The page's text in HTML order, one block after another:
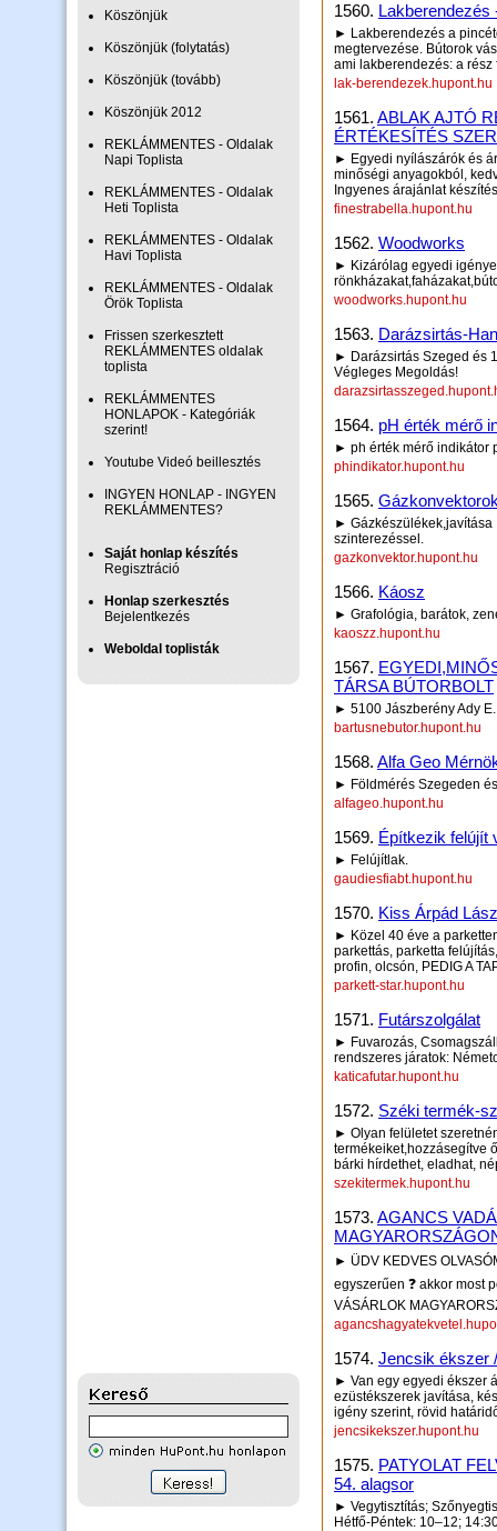
Köszönjük
Köszönjük (folytatás)
Köszönjük (tovább)
Köszönjük 2012
REKLÁMMENTES - Oldalak
Napi Toplista
REKLÁMMENTES - Oldalak
Heti Toplista
REKLÁMMENTES - Oldalak
Havi Toplista
REKLÁMMENTES - Oldalak
Örök Toplista
Frissen szerkesztett
REKLÁMMENTES oldalak
toplista
REKLÁMMENTES
HONLAPOK - Kategóriák
szerint!
Youtube Videó beillesztés
INGYEN HONLAP - INGYEN
REKLÁMMENTES?
Saját honlap készítés
Regisztráció
Honlap szerkesztés
Bejelentkezés
Weboldal toplisták
1560. Lakberendezés
► Lakberendezés a
megtervezése. Bútorok
ami lakberendezés: a
lak-berendezek.hupont.hu
1561. ABLAK AJTÓ
ÉRTÉKESÍTÉS
► Egyedi nyílászárók és
minőségi anyagokból,
Ingyenes árajánlat
finestrabella.hupont.hu
1562. Woodworks
► Kizárólag egyedi
woodworks.hupont.hu
1563. Darázsirtás-
► Darázsirtás Szeged és
Végleges Megoldás!
1564. pH érték mérő
► ph érték mérő indikátor
phindikator.hupont.hu
1565.
► Gázkészülékek,javítása
szinterezéssel.
gazkonvektor.hupont.hu
1566. Káosz
► Grafológia, barátok,
kaoszz.hupont.hu
1567.
TÁRSA BÚTORBOLT
► 5100 Jászberény Ady
bartusnebutor.hupont.hu
1568. Alfa Geo
► Földmérés Szegeden
alfageo.hupont.hu
1569. Építkezik felújít
► Felújítlak.
gaudiesfiabt.hupont.hu
1570. Kiss Árpád
► Közel 40 éve a
parkettás, parketta
profin, olcsón, PEDIG A
parkett-star.hupont.hu
1571. Futárszolgálat
► Fuvarozás,
rendszeres járatok:
katicafutar.hupont.hu
1572. Széki termék-
► Olyan felületet
termékeiket,hozzásegítve
bárki hírdethet, eladhat,
szekitermek.hupont.hu
1573. AGANCS
► ÜDV KEDVES
egyszerűen ❓ akkor most
VÁSÁRLOK
1574. Jencsik ékszer
► Van egy egyedi ékszer
ezüstékszerek javítása,
igény szerint, rövid
jencsikekszer.hupont.hu
1575. PATYOLAT
54. alagsor
► Vegytisztítás;
Hétfő-Péntek: 10–12;